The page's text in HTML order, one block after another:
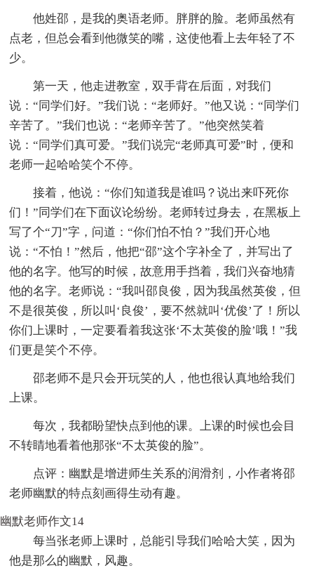
他姓邵，是我的奥语老师。胖胖的脸。老师虽然有
点老，但总会看到他微笑的嘴，这使他看上去年轻了不
少。
第一天，他走进教室，双手背在后面，对我们
说：“同学们好。”我们说：“老师好。”他又说：“同学们
辛苦了。”我们也说：“老师辛苦了。”他突然笑着
说：“同学们真可爱。”我们说完“老师真可爱”时，便和
老师一起哈哈笑个不停。
接着，他说：“你们知道我是谁吗？说出来吓死你
们！”同学们在下面议论纷纷。老师转过身去，在黑板上
写了个“刀”字，问道：“你们怕不怕？”我们开心地
说：“不怕！”然后，他把“邵”这个字补全了，并写出了
他的名字。他写的时候，故意用手挡着，我们兴奋地猜
他的名字。老师说：“我叫邵良俊，因为我虽然英俊，但
不是很英俊，所以叫‘良俊’，要不然就叫‘优俊’了！所以
你们上课时，一定要看着我这张‘不太英俊的脸’哦！”我
们更是笑个不停。
邵老师不是只会开玩笑的人，他也很认真地给我们
上课。
每次，我都盼望快点到他的课。上课的时候也会目
不转睛地看着他那张“不太英俊的脸”。
点评：幽默是增进师生关系的润滑剂，小作者将邵
老师幽默的特点刻画得生动有趣。
幽默老师作文14
每当张老师上课时，总能引导我们哈哈大笑，因为
他是那么的幽默，风趣。